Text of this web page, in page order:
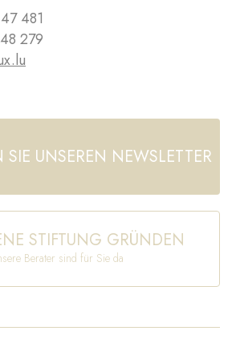
481
279
UNSEREN NEWSLETTER
STIFTUNG GRÜNDEN
Berater sind für Sie da